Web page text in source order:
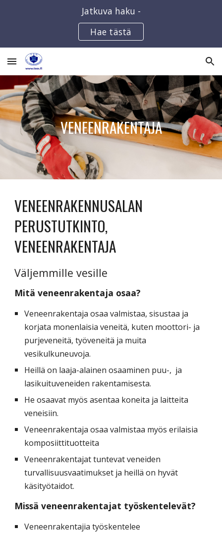
Jatkuva haku -
Hae tästä
VENEENRAKENTAJA
VENEENRAKENNUSALAN
PERUSTUTKINTO,
VENEENRAKENTAJA
Väljemmille vesille
Mitä veneenrakentaja osaa?
Veneenrakentaja osaa valmistaa, sisustaa ja
korjata monenlaisia veneitä, kuten moottori- ja
purjeveneitä, työveneitä ja muita
vesikulkuneuvoja.
Heillä on laaja-alainen osaaminen puu-, ja
lasikuituveneiden rakentamisesta.
He osaavat myös asentaa koneita ja laitteita
veneisiin.
Veneenrakentaja osaa valmistaa myös erilaisia
komposiittituotteita
Veneenrakentajat tuntevat veneiden
turvallisuusvaatimukset ja heillä on hyvät
käsityötaidot.
Missä veneenrakentajat työskentelevät?
Veneenrakentajia työskentelee